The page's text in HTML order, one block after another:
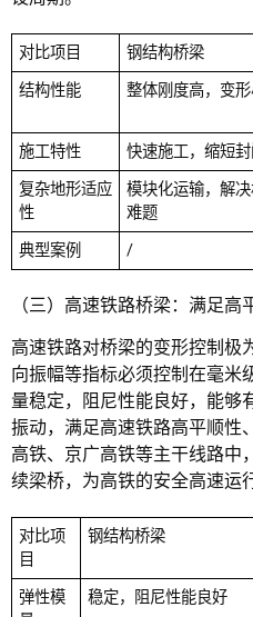
对比项目 钢结构桥梁
结构性能
整体刚度高，变
施工特性
快速施工，缩短封
复杂地形适应
性
模块化运输，解
难题
典型案例 /
（三）高速铁路桥梁：满足高
高速铁路对桥梁的变形控制极
向振幅等指标必须控制在毫米
量稳定，阻尼性能良好，能够
振动，满足高速铁路高平顺性
高铁、京广高铁等主干线路中
续梁桥，为高铁的安全高速运
对比项
目
钢结构桥梁
弹性模
稳定，阻尼性能良好